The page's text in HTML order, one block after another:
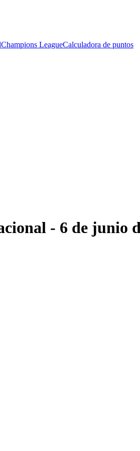
Champions LeagueCalculadora de puntos
- 6 de junio